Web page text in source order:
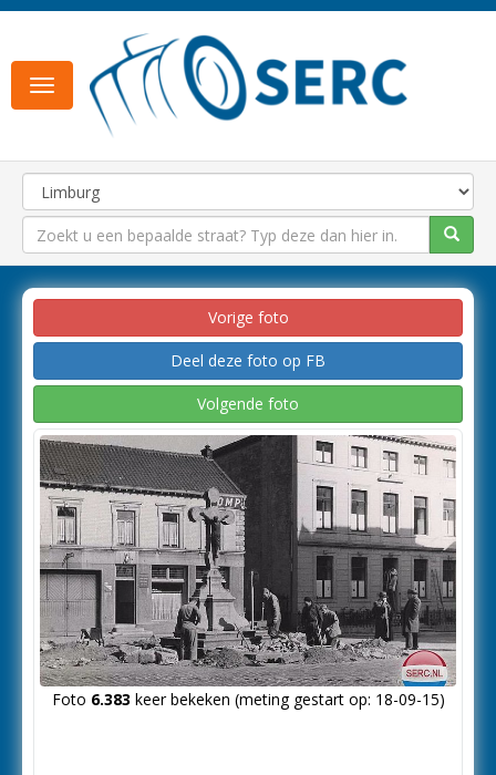
Toggle
navigation
Vorige foto
Deel deze foto op FB
Volgende foto
Foto 6.383 keer bekeken (meting gestart op: 18-09-15)